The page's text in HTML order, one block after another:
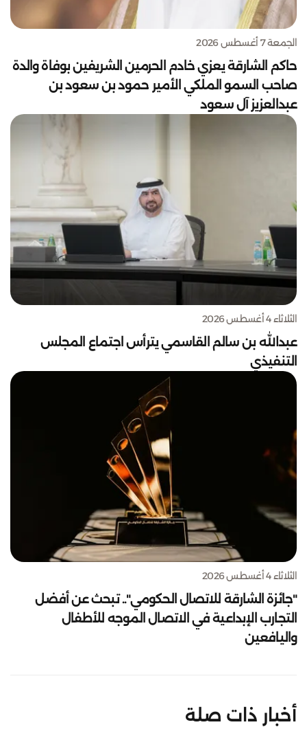
الجمعة 7 أغسطس 2026
حاكم الشارقة يعزي خادم الحرمين الشريفين بوفاة والدة
صاحب السمو الملكي الأمير حمود بن سعود بن
عبدالعزيز آل سعود
الثلاثاء 4 أغسطس 2026
عبدالله بن سالم القاسمي يترأس اجتماع المجلس
التنفيذي
الثلاثاء 4 أغسطس 2026
"جائزة الشارقة للاتصال الحكومي".. تبحث عن أفضل
التجارب الإبداعية في الاتصال الموجه للأطفال
واليافعين
أخبار ذات صلة